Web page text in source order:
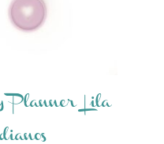
Planner Lila